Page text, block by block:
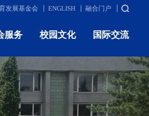
发展基金会 ENGLISH 融合门户
服务 校园文化 国际交流